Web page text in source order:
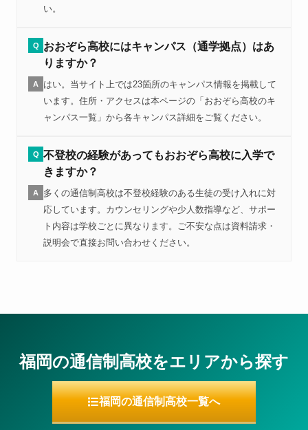
い。
Q
おおぞら高校にはキャンパス（通学拠点）はあ
りますか？
A
はい。当サイト上では23箇所のキャンパス情報を掲載して
います。住所・アクセスは本ページの「おおぞら高校のキ
ャンパス一覧」から各キャンパス詳細をご覧ください。
Q 不登校の経験があってもおおぞら高校に入学で
きますか？
A
多くの通信制高校は不登校経験のある生徒の受け入れに対
応しています。カウンセリングや少人数指導など、サポー
ト内容は学校ごとに異なります。ご不安な点は資料請求・
説明会で直接お問い合わせください。
福岡の通信制高校をエリアから探す
福岡の通信制高校一覧へ